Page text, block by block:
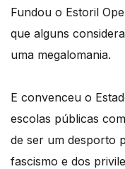
Fundou o Estoril
que alguns
uma megalomania.
E convenceu o
escolas públicas
de ser um desporto
fascismo e dos